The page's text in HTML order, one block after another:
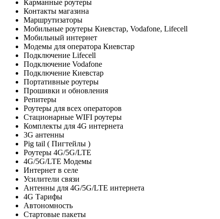
Карманные роутеры
Контакты магазина
Маршрутизаторы
Мобильные роутеры Киевстар, Vodafone, Lifecell
Мобильный интернет
Модемы для оператора Киевстар
Подключение Lifecell
Подключение Vodafone
Подключение Киевстар
Портативные роутеры
Прошивки и обновления
Репитеры
Роутеры для всех операторов
Стационарные WIFI роутеры
Комплекты для 4G интернета
3G антенны
Pig tail ( Пигтейлы )
Роутеры 4G/5G/LTE
4G/5G/LTE Модемы
Интернет в селе
Усилители связи
Антенны для 4G/5G/LTE интернета
4G Тарифы
Автономность
Стартовые пакеты